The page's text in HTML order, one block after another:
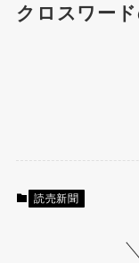
クロスワード
読売新聞